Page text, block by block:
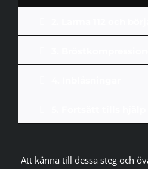
Att känna till dessa steg och